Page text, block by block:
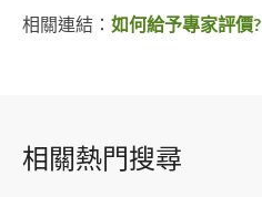
相關連結： 如何給予專家評價?
相關熱門搜尋